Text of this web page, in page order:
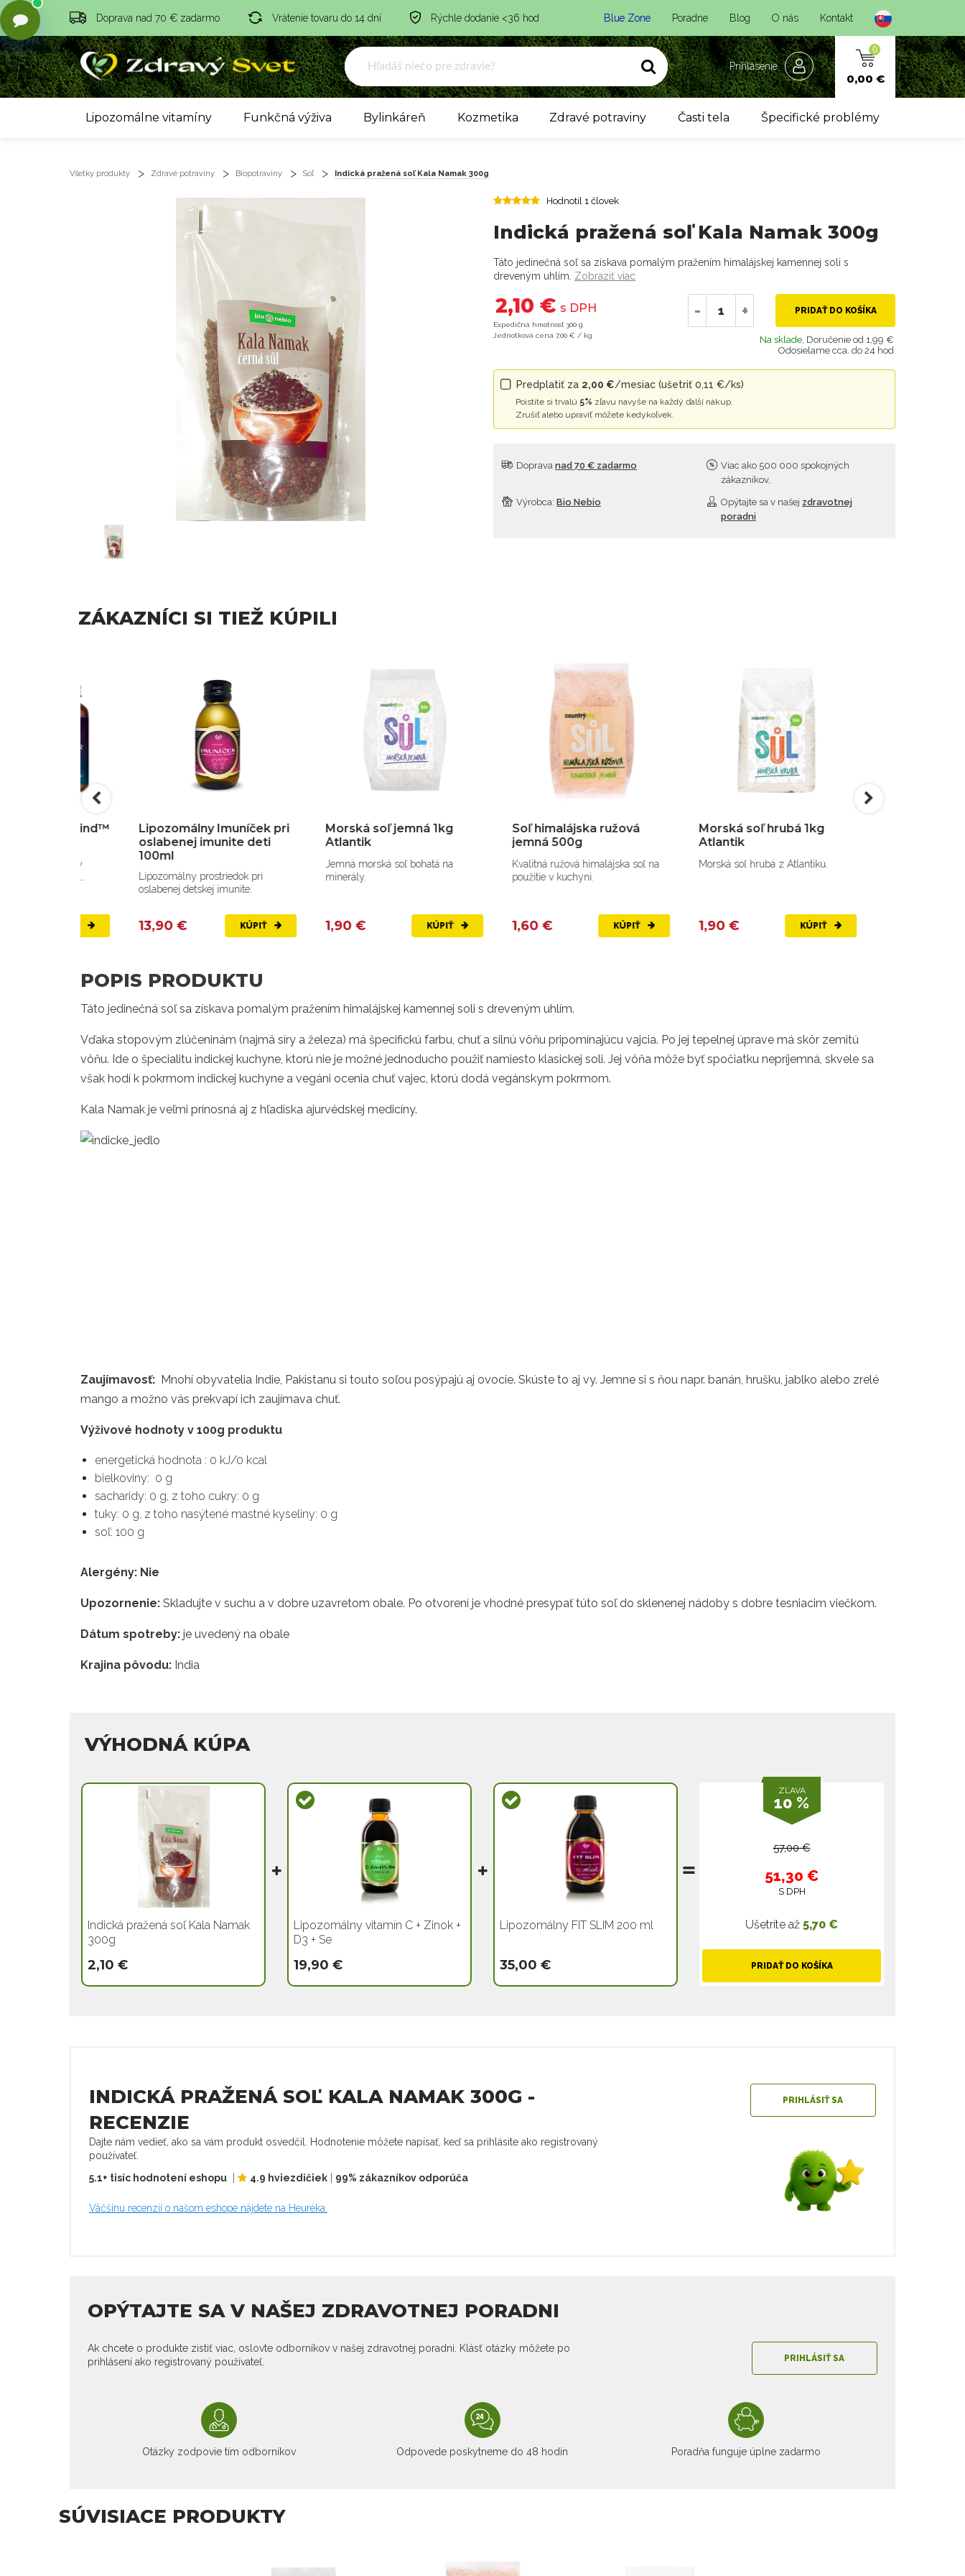
Doprava nad 70 € zadarmo Vrátenie tovaru do 14 dní Rýchle dodanie <36 hod Blue Zone Poradne Blog O nás Kontakt
0
0,00 €
Prihlásenie
Lipozomálne vitamíny Funkčná výživa Bylinkáreň Kozmetika Zdravé potraviny Časti tela Špecifické problémy
Všetky produkty Zdravé potraviny Biopotraviny Soľ Indická pražená soľ Kala Namak 300g
Hodnotil 1 človek
Indická pražená soľ Kala Namak 300g
Táto jedinečná soľ sa získava pomalým pražením himalájskej kamennej soli s
dreveným uhlím. Zobraziť viac
2,10 € s DPH
Expedičná hmotnosť 300 g
Jednotková cena 7,00 € / kg
- + PRIDAŤ DO KOŠÍKA
Na sklade, Doručenie od 1,99 €
Odosielame cca. do 24 hod
Predplatiť za 2,00 €/mesiac (ušetriť 0,11 €/ks)
Poistite si trvalú 5% zľavu navyše na každý ďalší nákup.
Zrušiť alebo upraviť môžete kedykoľvek.
Doprava nad 70 € zadarmo
Viac ako 500 000 spokojných
zákazníkov,
Výrobca: Bio Nebio Opýtajte sa v našej zdravotnej
poradni
ZÁKAZNÍCI SI TIEŽ KÚPILI
Forever Mind™
Lipozomálny Imuníček pri
oslabenej imunite deti
100ml
Lipozomálny prostriedok pri
oslabenej detskej imunite.
13,90 € KÚPIŤ
Morská soľ jemná 1kg
Atlantik
Jemná morská soľ bohatá na
minerály.
1,90 € KÚPIŤ
Soľ himalájska ružová
jemná 500g
Kvalitná ružová himalájska soľ na
použitie v kuchyni.
1,60 € KÚPIŤ
Morská soľ hrubá 1kg
Atlantik
Morská soľ hrubá z Atlantiku.
1,90 € KÚPIŤ
POPIS PRODUKTU
Táto jedinečná soľ sa získava pomalým pražením himalájskej kamennej soli s dreveným uhlím.
Vďaka stopovým zlúčeninám (najmä síry a železa) má špecifickú farbu, chuť a silnú vôňu pripomínajúcu vajcia. Po jej tepelnej úprave má skôr zemitú
vôňu. Ide o špecialitu indickej kuchyne, ktorú nie je možné jednoducho použiť namiesto klasickej soli. Jej vôňa môže byť spočiatku nepríjemná, skvele sa
však hodí k pokrmom indickej kuchyne a vegáni ocenia chuť vajec, ktorú dodá vegánskym pokrmom.
Kala Namak je veľmi prínosná aj z hľadiska ajurvédskej medicíny.
Zaujímavosť: Mnohí obyvatelia Indie, Pakistanu si touto soľou posýpajú aj ovocie. Skúste to aj vy. Jemne si s ňou napr. banán, hrušku, jablko alebo zrelé
mango a možno vás prekvapí ich zaujímava chuť.
Výživové hodnoty v 100g produktu
energetická hodnota : 0 kJ/0 kcal
bielkoviny: 0 g
sacharidy: 0 g, z toho cukry: 0 g
tuky: 0 g, z toho nasýtené mastné kyseliny: 0 g
soľ: 100 g
Alergény: Nie
Upozornenie: Skladujte v suchu a v dobre uzavretom obale. Po otvorení je vhodné presypať túto soľ do sklenenej nádoby s dobre tesniacim viečkom.
Dátum spotreby: je uvedený na obale
Krajina pôvodu: India
VÝHODNÁ KÚPA
Indická pražená soľ Kala Namak
300g
2,10 €
Lipozomálny vitamín C + Zinok +
D3 + Se
19,90 €
Lipozomálny FIT SLIM 200 ml
35,00 €
ZĽAVA
10 %
57,00 €
51,30 €
S DPH
Ušetríte až 5,70 €
PRIDAŤ DO KOŠÍKA
INDICKÁ PRAŽENÁ SOĽ KALA NAMAK 300G -
RECENZIE
PRIHLÁSIŤ SA
Dajte nám vedieť, ako sa vám produkt osvedčil. Hodnotenie môžete napísať, keď sa prihlásite ako registrovaný
používateľ.
5.1+ tisíc hodnotení eshopu
4.9 hviezdičiek 99% zákazníkov odporúča
Väčšinu recenzií o našom eshope nájdete na Heuréka.
OPÝTAJTE SA V NAŠEJ ZDRAVOTNEJ PORADNI
Ak chcete o produkte zistiť viac, oslovte odborníkov v našej zdravotnej poradni. Klásť otázky môžete po
prihlásení ako registrovaný používateľ.
PRIHLÁSIŤ SA
Otázky zodpovie tím odborníkov Odpovede poskytneme do 48 hodín Poradňa funguje úplne zadarmo
SÚVISIACE PRODUKTY